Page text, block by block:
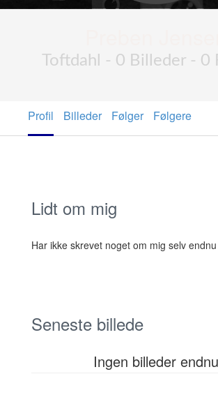
Toftdahl - 0 Billeder - 0
Profil Billeder Følger Følgere
Lidt om mig
Har ikke skrevet noget om mig selv endnu
Seneste billede
Ingen billeder endnu